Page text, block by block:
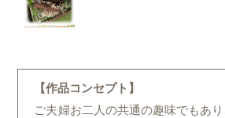
【作品コンセプト】
ご夫婦お二人の共通の趣味でもあ